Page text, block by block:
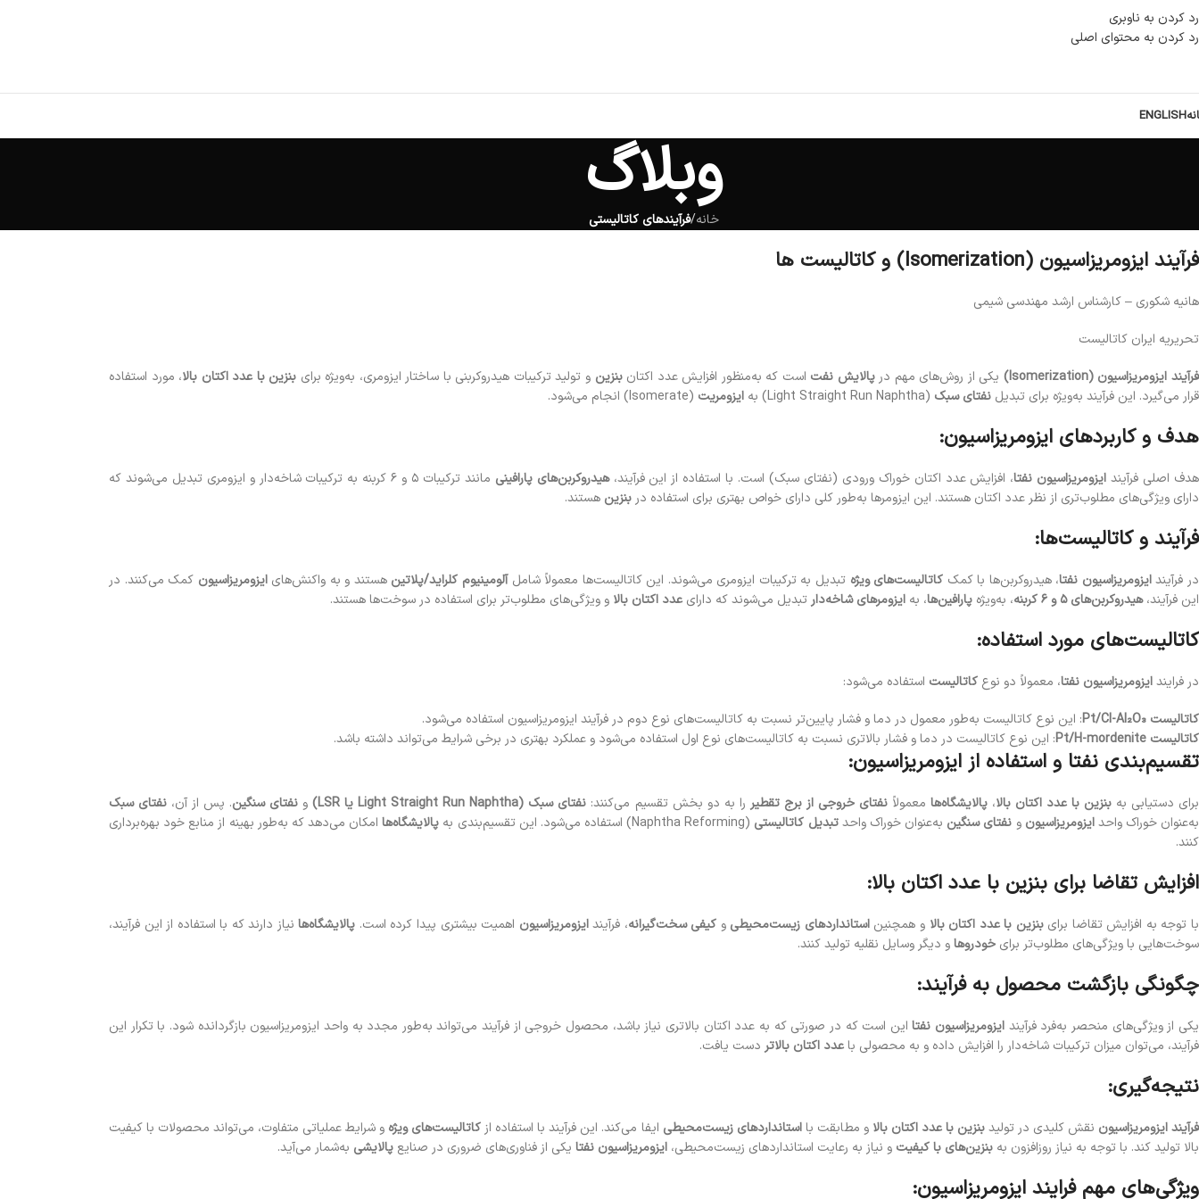
رد کردن به ناوبری
رد کردن به محتوای اصلی
ENGLISH
وبلاگ
خانه/فرآیندهای کاتالیستی
فرآیند ایزومریزاسیون (Isomerization) و کاتالیست ها
هانیه شکوری – کارشناس ارشد مهندسی شیمی
تحریریه ایران کاتالیست
فرآیند ایزومریزاسیون (Isomerization)
یکی از روش‌های مهم درپالایش نفت است که به‌منظور افزایش عدد اکتانبنزین و تولید ترکیبات هیدروکربنی با ساختار ایزومری، به‌ویژه برای بنزین با عدد اکتان بالا، مورد استفاده
قرار می‌گیرد. این فرآیند به‌ویژه برای تبدیل نفتای سبک (Light Straight Run Naphtha) به ایزومریت (Isomerate) انجام می‌شود.
هدف و کاربردهای ایزومریزاسیون:
هدف اصلی فرآیند ایزومریزاسیون نفتا، افزایش عدد اکتان خوراک ورودی (نفتای سبک) است. با استفاده از این فرآیند،هیدروکربن‌های پارافینی
مانند ترکیبات ۵ و ۶ کربنه به ترکیبات شاخه‌دار و ایزومری تبدیل می‌شوند که
دارای ویژگی‌های مطلوب‌تری از نظر عدد اکتان هستند. این ایزومرها به‌طور کلی دارای خواص بهتری برای استفاده در بنزین هستند.
فرآیند و کاتالیست‌ها:
در فرآیندایزومریزاسیون نفتا، هیدروکربن‌ها با کمک کاتالیست‌های ویژه تبدیل به ترکیبات ایزومری می‌شوند. این کاتالیست‌ها معمولاً شاملآلومینیوم کلراید/پلاتین هستند و به واکنش‌هایایزومریزاسیون کمک می‌کنند. در
این فرآیند،هیدروکربن‌های ۵ و ۶ کربنه ، به‌ویژه پارا‌فین‌ها، به ایزومرهای شاخه‌دار تبدیل می‌شوند که دارای عدد اکتان بالا و ویژگی‌های مطلوب‌تر برای استفاده در سوخت‌ها هستند.
کاتالیست‌های مورد استفاده:
در فرایندایزومریزاسیون نفتا، معمولاً دو نوع کاتالیست استفاده می‌شود:
کاتالیست Pt/Cl-Al₂O₃
: این نوع کاتالیست به‌طور معمول در دما و فشار پایین‌تر نسبت به کاتالیست‌های نوع دوم در فرآیند ایزومریزاسیون استفاده می‌شود.
کاتالیست Pt/H-mordenite
: این نوع کاتالیست در دما و فشار بالاتری نسبت به کاتالیست‌های نوع اول استفاده می‌شود و عملکرد بهتری در برخی شرایط می‌تواند داشته باشد.
تقسیم‌بندی نفتا و استفاده از ایزومریزاسیون:
برای دستیابی به بنزین با عدد اکتان بالا،پالایشگاه‌ها معمولاًنفتای خروجی از برج تقطیر را به دو بخش تقسیم می‌کنند: نفتای سبک (Light Straight Run Naphtha یا LSR) و نفتای سنگین. پس از آن، نفتای سبک
به‌عنوان خوراک واحدایزومریزاسیون و نفتای سنگین به‌عنوان خوراک واحدتبدیل کاتالیستی (Naphtha Reforming) استفاده می‌شود. این تقسیم‌بندی به پالایشگاه‌هاامکان می‌دهد که به‌طور بهینه از منابع خود بهره‌برداری
کنند.
افزایش تقاضا برای بنزین با عدد اکتان بالا:
با توجه به افزایش تقاضا برایبنزین با عدد اکتان بالا و همچنیناستانداردهای زیست‌محیطی و کیفی سخت‌گیرانه، فرآیندایزومریزاسیون اهمیت بیشتری پیدا کرده است. پالایشگاه‌هانیاز دارند که با استفاده از این فرآیند،
سوخت‌هایی با ویژگی‌های مطلوب‌تر برای خودروهاو دیگر وسایل نقلیه تولید کنند.
چگونگی بازگشت محصول به فرآیند:
یکی از ویژگی‌های منحصر به‌فرد فرآیند ایزومریزاسیون نفتااین است که در صورتی که به عدد اکتان بالاتری نیاز باشد، محصول خروجی از فرآیند می‌تواند به‌طور مجدد به واحد ایزومریزاسیون بازگردانده شود. با تکرار این
فرآیند، می‌توان میزان ترکیبات شاخه‌دار را افزایش داده و به محصولی باعدد اکتان بالاتر دست یافت.
نتیجه‌گیری:
فرآیند ایزومریزاسیون نقش کلیدی در تولیدبنزین با عدد اکتان بالا و مطابقت بااستانداردهای زیست‌محیطی ایفا می‌کند. این فرآیند با استفاده از کاتالیست‌های ویژه و شرایط عملیاتی متفاوت، می‌تواند محصولات با کیفیت
بالا تولید کند. با توجه به نیاز روزافزون به بنزین‌های با کیفیت و نیاز به رعایت استانداردهای زیست‌محیطی، ایزومریزاسیون نفتا یکی از فناوری‌های ضروری در صنایع پالایشی به‌شمار می‌آید.
ویژگی‌های مهم فرایند ایزومریزاسیون: